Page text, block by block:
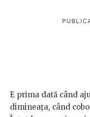
E prima dată când
dimineața, când